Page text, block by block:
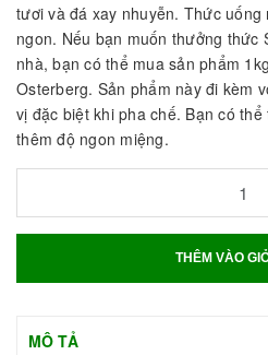
tươi và đá xay nhuyễn. Thức
ngon. Nếu bạn muốn thưởng thức
nhà, bạn có thể mua sản phẩm
Osterberg. Sản phẩm này đi kèm
vị đặc biệt khi pha chế. Bạn có
thêm độ ngon miệng.
THÊM VÀO
MÔ TẢ